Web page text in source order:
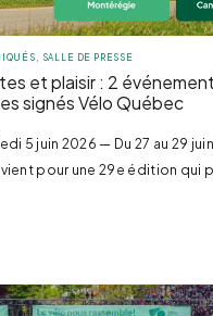
SALLE DE PRESSE
et plaisir : 2
signés Vélo Québec
5 juin 2026 — Du 27 au 29
pour une 29e édition qui